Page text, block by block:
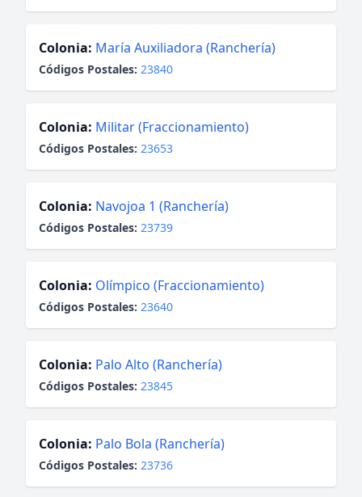
Colonia: María Auxiliadora (Ranchería)
Códigos Postales: 23840
Colonia: Militar (Fraccionamiento)
Códigos Postales: 23653
Colonia: Navojoa 1 (Ranchería)
Códigos Postales: 23739
Colonia: Olímpico (Fraccionamiento)
Códigos Postales: 23640
Colonia: Palo Alto (Ranchería)
Códigos Postales: 23845
Colonia: Palo Bola (Ranchería)
Códigos Postales: 23736